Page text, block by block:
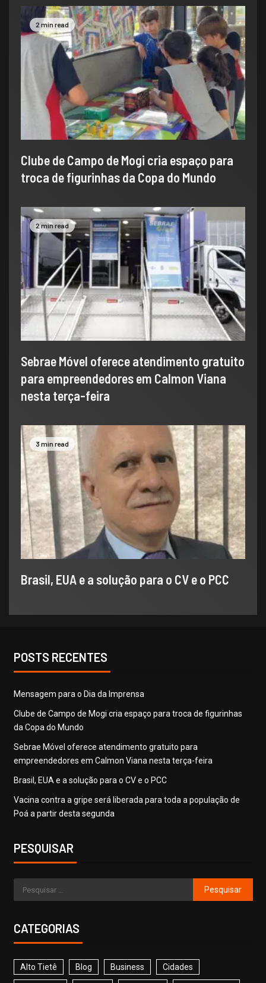
2 min read
Clube de Campo de Mogi cria espaço para
troca de figurinhas da Copa do Mundo
2 min read
Sebrae Móvel oferece atendimento gratuito
para empreendedores em Calmon Viana
nesta terça-feira
3 min read
Brasil, EUA e a solução para o CV e o PCC
POSTS RECENTES
​Mensagem para o Dia da Imprensa
Clube de Campo de Mogi cria espaço para troca de figurinhas
da Copa do Mundo
Sebrae Móvel oferece atendimento gratuito para
empreendedores em Calmon Viana nesta terça-feira
Brasil, EUA e a solução para o CV e o PCC
Vacina contra a gripe será liberada para toda a população de
Poá a partir desta segunda
PESQUISAR
CATEGORIAS
Alto Tietê Blog Business Cidades